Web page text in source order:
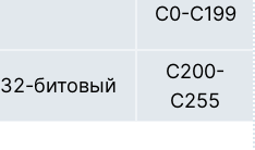
C0-C199
32-битовый
C200-
C255